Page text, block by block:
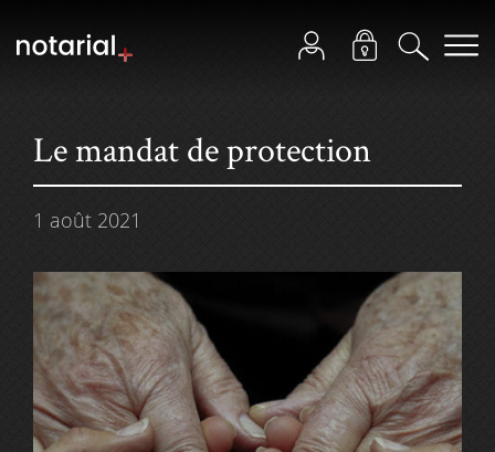
Le mandat de protection
1 août 2021